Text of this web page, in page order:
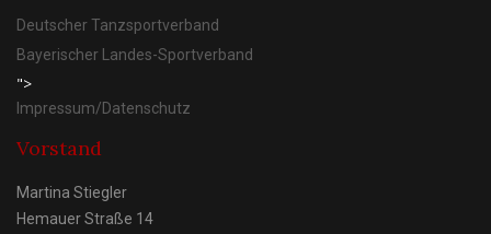
Deutscher Tanzsportverband
Bayerischer Landes-Sportverband
">
Impressum/Datenschutz
Vorstand
Martina Stiegler
Hemauer Straße 14